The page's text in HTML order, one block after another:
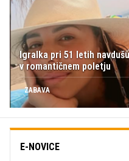
Igralka pri 51 letih
v romantičnem poletju
ZABAVA
E-NOVICE